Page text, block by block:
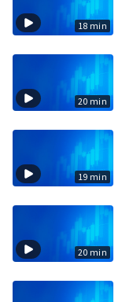
18 min
20 min
19 min
20 min